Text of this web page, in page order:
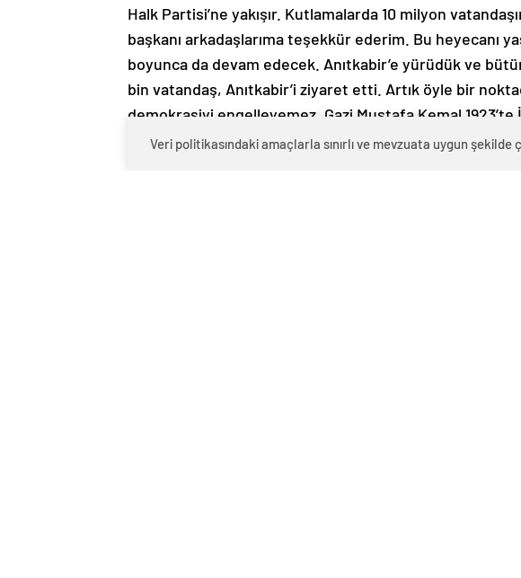
Halk Partisi’ne yakışır. Kutlamalarda 10 milyon
başkanı arkadaşlarıma teşekkür ederim. Bu heyecanı
boyunca da devam edecek. Anıtkabir’e yürüdük ve
bin vatandaş, Anıtkabir’i ziyaret etti. Artık öyle bir
demokrasiyi engelleyemez. Gazi Mustafa Kemal
söyledi: Savaş meydanlarında kazanılan zaferler,
Veri politikasındaki amaçlarla sınırlı ve mevzuata uygun şekilde